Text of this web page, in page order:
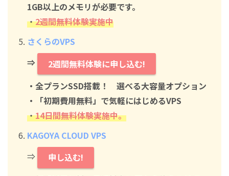
1GB以上のメモリが必要です。
・2週間無料体験実施中
さくらのVPS
⇒
2週間無料体験に申し込む!
・全プランSSD搭載！ 選べる大容量オプション
・「初期費用無料」で気軽にはじめるVPS
・14日間無料体験実施中。
KAGOYA CLOUD VPS
⇒
申し込む!